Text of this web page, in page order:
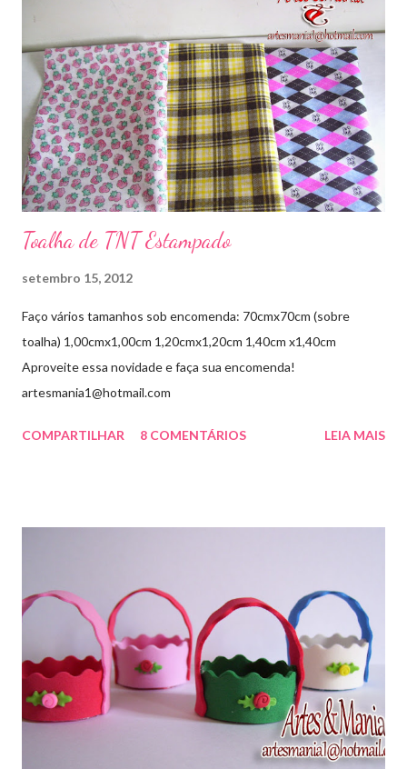
Toalha de TNT Estampado
setembro 15, 2012
Faço vários tamanhos sob encomenda: 70cmx70cm (sobre
toalha) 1,00cmx1,00cm 1,20cmx1,20cm 1,40cm x1,40cm
Aproveite essa novidade e faça sua encomenda!
artesmania1@hotmail.com
COMPARTILHAR 8 COMENTÁRIOS LEIA MAIS